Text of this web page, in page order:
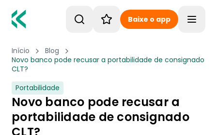
Baixe o app
Início
Blog
Novo banco pode recusar a portabilidade de consignado
CLT?
Portabilidade
Novo banco pode recusar a
portabilidade de consignado